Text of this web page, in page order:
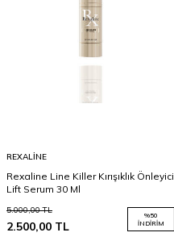
REXALINE
Rexaline Line Killer Kırışıklık Önleyici
Lift Serum 30 Ml
5.000,00TL
2.500,00 TL
%50
İNDIRIM